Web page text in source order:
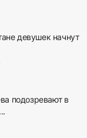
девушек начнут
подозревают в